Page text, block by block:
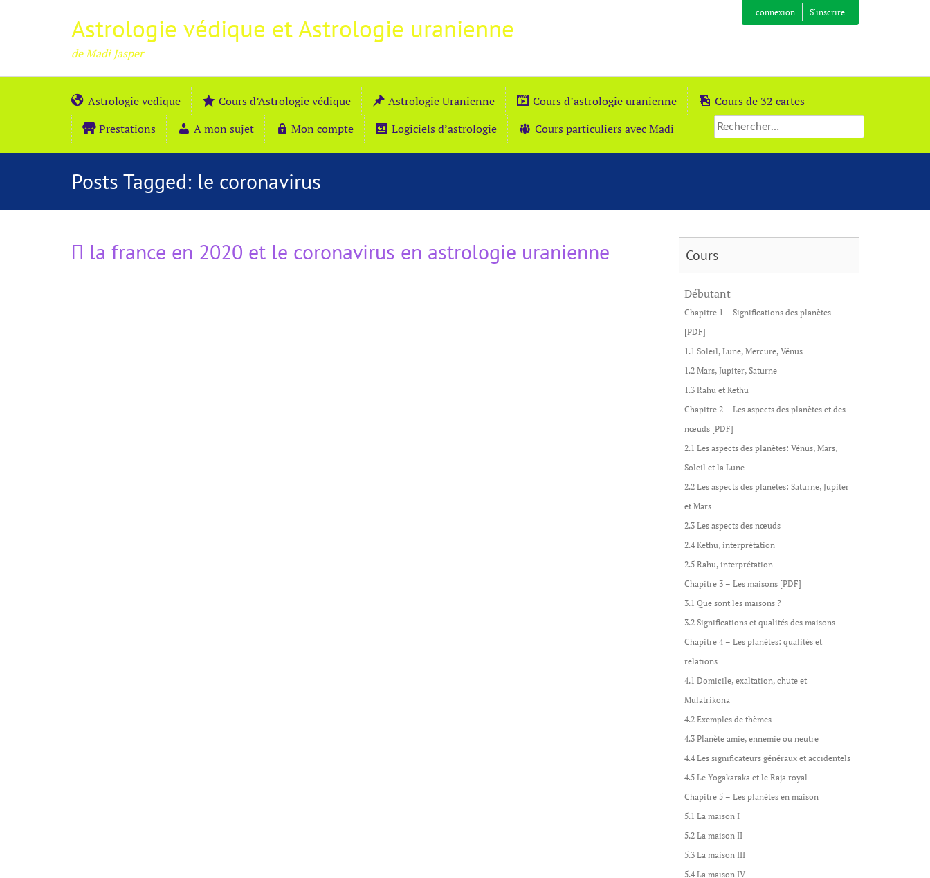
Astrologie védique et Astrologie uranienne
de Madi Jasper
connexion S'inscrire
Astrologie vedique Cours d’Astrologie védique Astrologie Uranienne Cours d’astrologie uranienne
Cours de 32 cartes
Prestations
A mon sujet Mon compte Logiciels d’astrologie Cours particuliers avec Madi
Posts Tagged: le coronavirus
la france en 2020 et le coronavirus en astrologie uranienne Cours
Débutant
Chapitre 1 – Significations des planètes
[PDF]
1.1 Soleil, Lune, Mercure, Vénus
1.2 Mars, Jupiter, Saturne
1.3 Rahu et Kethu
Chapitre 2 – Les aspects des planètes et des
nœuds [PDF]
2.1 Les aspects des planètes: Vénus, Mars,
Soleil et la Lune
2.2 Les aspects des planètes: Saturne, Jupiter
et Mars
2.3 Les aspects des nœuds
2.4 Kethu, interprétation
2.5 Rahu, interprétation
Chapitre 3 – Les maisons [PDF]
3.1 Que sont les maisons ?
3.2 Significations et qualités des maisons
Chapitre 4 – Les planètes: qualités et
relations
4.1 Domicile, exaltation, chute et
Mulatrikona
4.2 Exemples de thèmes
4.3 Planète amie, ennemie ou neutre
4.4 Les significateurs généraux et accidentels
4.5 Le Yogakaraka et le Raja royal
Chapitre 5 – Les planètes en maison
5.1 La maison I
5.2 La maison II
5.3 La maison III
5.4 La maison IV